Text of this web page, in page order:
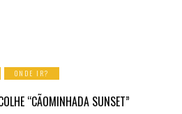
ONDE IR?
“CÃOMINHADA SUNSET”